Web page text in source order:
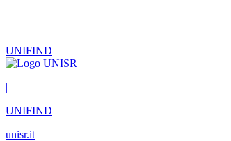
UNIFIND
|
UNIFIND
unisr.it